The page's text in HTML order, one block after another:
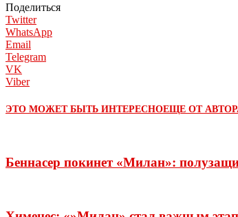
Поделиться
Twitter
WhatsApp
Email
Telegram
VK
Viber
ЭТО МОЖЕТ БЫТЬ ИНТЕРЕСНОЕЩЕ ОТ
Беннасер покинет «Милан»: